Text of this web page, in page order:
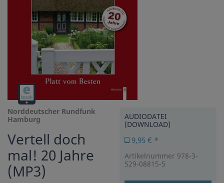
Audiodatei
(Download)
Norddeutscher Rundfunk
Hamburg
Vertell doch
mal! 20 Jahre
(MP3)
AUDIODATEI
(DOWNLOAD)
9,95 € *
Artikelnummer 978-3-
529-08815-5